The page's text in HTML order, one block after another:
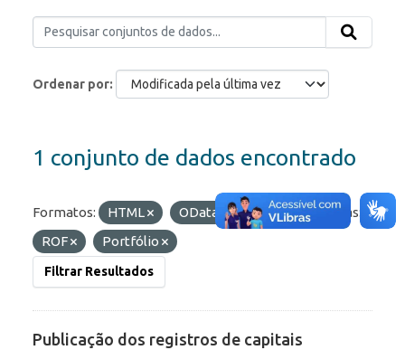
Ordenar por
1 conjunto de dados encontrado
Formatos: HTML OData API
Etiquetas:
ROF
Portfólio
Filtrar Resultados
Publicação dos registros de capitais